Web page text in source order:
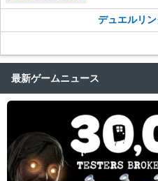
デュエルリ
最新ゲームニュース